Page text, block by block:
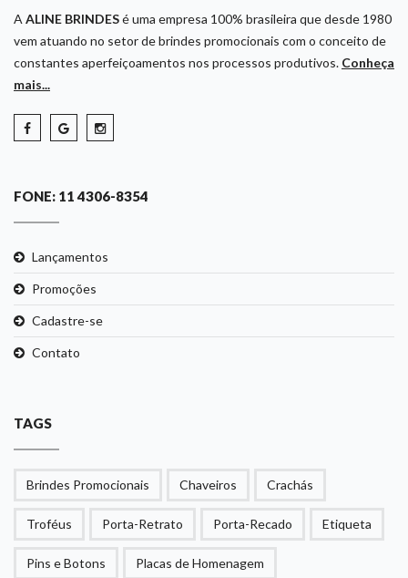
A ALINE BRINDESé uma empresa 100% brasileira que desde 1980
vem atuando no setor de brindes promocionais com o conceito de
constantes aperfeiçoamentos nos processos produtivos. Conheça
mais...
FONE: 11 4306-8354
Lançamentos
Promoções
Cadastre-se
Contato
TAGS
Brindes Promocionais Chaveiros Crachás
Troféus Porta-Retrato Porta-Recado Etiqueta
Pins e Botons Placas de Homenagem